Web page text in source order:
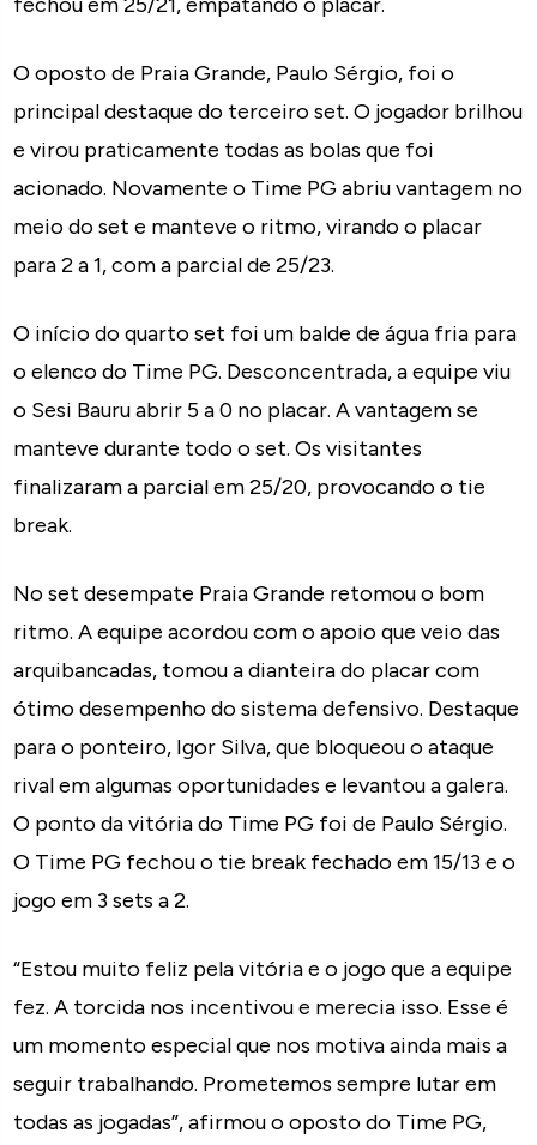
O oposto de Praia Grande, Paulo Sérgio, foi o
principal destaque do terceiro set. O jogador brilhou
e virou praticamente todas as bolas que foi
acionado. Novamente o Time PG abriu vantagem no
meio do set e manteve o ritmo, virando o placar
para 2 a 1, com a parcial de 25/23.
O início do quarto set foi um balde de água fria para
o elenco do Time PG. Desconcentrada, a equipe viu
o Sesi Bauru abrir 5 a 0 no placar. A vantagem se
manteve durante todo o set. Os visitantes
finalizaram a parcial em 25/20, provocando o tie
break.
No set desempate Praia Grande retomou o bom
ritmo. A equipe acordou com o apoio que veio das
arquibancadas, tomou a dianteira do placar com
ótimo desempenho do sistema defensivo. Destaque
para o ponteiro, Igor Silva, que bloqueou o ataque
rival em algumas oportunidades e levantou a galera.
O ponto da vitória do Time PG foi de Paulo Sérgio.
O Time PG fechou o tie break fechado em 15/13 e o
jogo em 3 sets a 2.
“Estou muito feliz pela vitória e o jogo que a equipe
fez. A torcida nos incentivou e merecia isso. Esse é
um momento especial que nos motiva ainda mais a
seguir trabalhando. Prometemos sempre lutar em
todas as jogadas”, afirmou o oposto do Time PG,